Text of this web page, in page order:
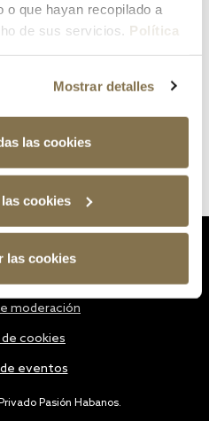
o que hayan recopilado a
de sus servicios. Política
Mostrar detalles
las cookies
cookies
las cookies
Pasión Habanos.
moderación
cookies
eventos